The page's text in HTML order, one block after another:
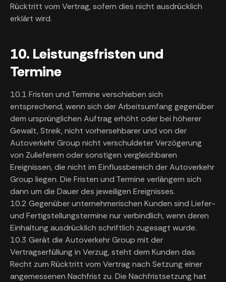
Rücktritt vom Vertrag, sofern dies nicht ausdrücklich
erklärt wird.
10. Leistungsfristen und
Termine
10.1 Fristen und Termine verschieben sich
entsprechend, wenn sich der Arbeitsumfang gegenüber
dem ursprünglichen Auftrag erhöht oder bei höherer
Gewalt, Streik, nicht vorhersehbarer und von der
Autoverkehr Group nicht verschuldeter Verzögerung
von Zulieferern oder sonstigen vergleichbaren
Ereignissen, die nicht im Einflussbereich der Autoverkehr
Group liegen. Die Fristen und Termine verlängern sich
dann um die Dauer des jeweiligen Ereignisses.
10.2 Gegenüber unternehmerischen Kunden sind Liefer-
und Fertigstellungstermine nur verbindlich, wenn deren
Einhaltung ausdrücklich schriftlich zugesagt wurde.
10.3 Gerät die Autoverkehr Group mit der
Vertragserfüllung in Verzug, steht dem Kunden das
Recht zum Rücktritt vom Vertrag nach Setzung einer
angemessenen Nachfrist zu. Die Nachfristsetzung hat